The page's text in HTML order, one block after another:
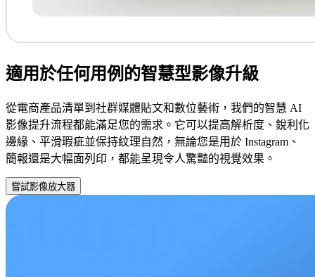
適用於任何用例的智慧型影像升級
從電商產品清單到社群媒體貼文和數位藝術，我們的智慧 AI
影像提升流程都能滿足您的需求。它可以提高解析度、銳利化
邊緣、平滑瑕疵並保持紋理自然，無論您是用於 Instagram、
簡報還是大幅面列印，都能呈現令人驚豔的視覺效果。
嘗試影像放大器